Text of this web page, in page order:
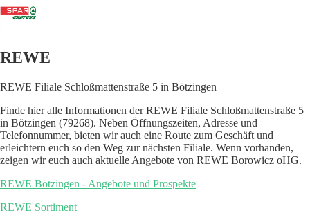
REWE
REWE Filiale Schloßmattenstraße 5 in Bötzingen
Finde hier alle Informationen der REWE Filiale Schloßmattenstraße 5
in Bötzingen (79268). Neben Öffnungszeiten, Adresse und
Telefonnummer, bieten wir auch eine Route zum Geschäft und
erleichtern euch so den Weg zur nächsten Filiale. Wenn vorhanden,
zeigen wir euch auch aktuelle Angebote von REWE Borowicz oHG.
REWE Bötzingen - Angebote und Prospekte
REWE Sortiment